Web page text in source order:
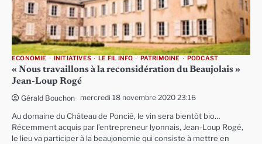
ECONOMIE INITIATIVES LE FIL INFO PATRIMOINE PODCAST
« Nous travaillons à la reconsidération du Beaujolais »
Jean-Loup Rogé
Gérald Bouchon mercredi 18 novembre 2020 23:16
Au domaine du Château de Poncié, le vin sera bientôt bio…
Récemment acquis par l’entrepreneur lyonnais, Jean-Loup Rogé,
le lieu va participer à la beaujonomie qui consiste à mettre en